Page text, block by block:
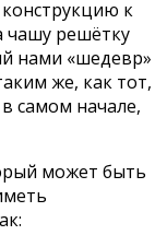
к
чашу решётку
нами «шедевр»
же, как тот,
самом начале,
может быть